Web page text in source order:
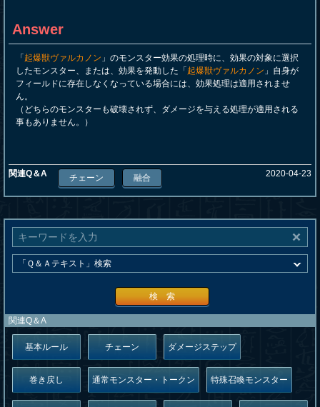
Answer
「 起爆獣ヴァルカノン 」のモンスター効果の処理時に、効果の対象に選択
したモンスター、または、効果を発動した「 起爆獣ヴァルカノン 」自身が
フィールドに存在しなくなっている場合には、効果処理は適用されませ
ん。
（どちらのモンスターも破壊されず、ダメージを与える処理が適用される
事もありません。）
関連Q＆A チェーン 融合 2020-04-23
検 索
関連Q＆A
基本ルール チェーン ダメージステップ
巻き戻し 通常モンスター・トークン 特殊召喚モンスター